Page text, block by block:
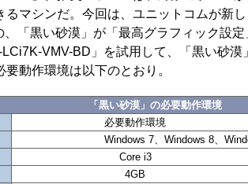
るマシンだ。今回は、ユニットコムが新
「黒い砂漠」が「最高グラフィック設
VMV-BD」を試用して、「黒い砂漠
動作環境は以下のとおり。
「黒い砂漠」の必要動作環境
必要動作環境
Windows 7、Windows 8、
Core i3
4GB